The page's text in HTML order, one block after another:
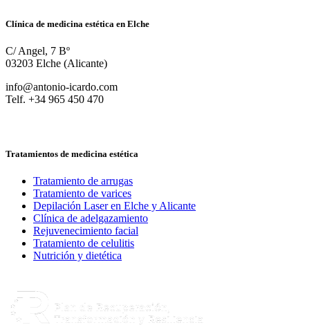
Clínica de medicina estética en Elche
C/ Angel, 7 Bº
03203 Elche (Alicante)
info@antonio-icardo.com
Telf. +34 965 450 470
Tratamientos de medicina estética
Tratamiento de arrugas
Tratamiento de varices
Depilación Laser en Elche y Alicante
Clínica de adelgazamiento
Rejuvenecimiento facial
Tratamiento de celulitis
Nutrición y dietética